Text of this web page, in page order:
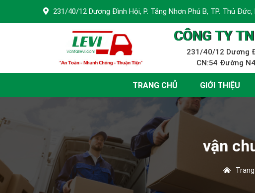
231/40/12 Dương Đình Hội, P. Tăng Nhơn Phú B, TP. Thủ Đức,
CÔNG TY
231/40/12 Dương
CN:54 Đường
TRANG CHỦ GIỚI THIỆU
vận